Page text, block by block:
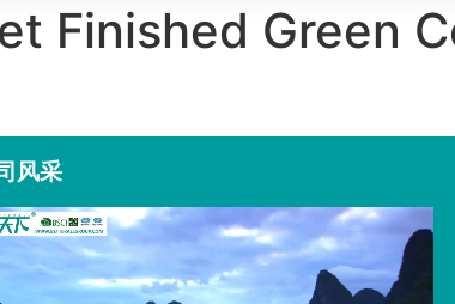
Finished Green
风采